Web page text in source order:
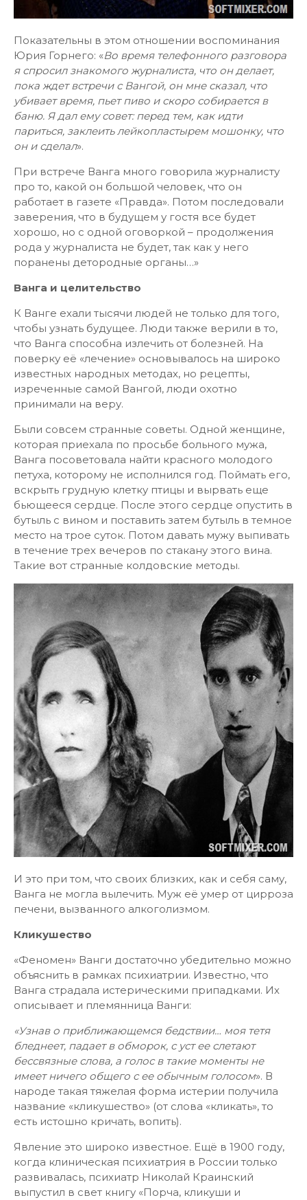
Показательны в этом отношении воспоминания
Юрия Горнего: «Во время телефонного разговора
я спросил знакомого журналиста, что он делает,
пока ждет встречи с Вангой, он мне сказал, что
убивает время, пьет пиво и скоро собирается в
баню. Я дал ему совет: перед тем, как идти
париться, заклеить лейкопластырем мошонку, что
он и сделал».
При встрече Ванга много говорила журналисту
про то, какой он большой человек, что он
работает в газете «Правда». Потом последовали
заверения, что в будущем у гостя все будет
хорошо, но с одной оговоркой – продолжения
рода у журналиста не будет, так как у него
поранены детородные органы…»
Ванга и целительство
К Ванге ехали тысячи людей не только для того,
чтобы узнать будущее. Люди также верили в то,
что Ванга способна излечить от болезней. На
поверку её «лечение» основывалось на широко
известных народных методах, но рецепты,
изреченные самой Вангой, люди охотно
принимали на веру.
Были совсем странные советы. Одной женщине,
которая приехала по просьбе больного мужа,
Ванга посоветовала найти красного молодого
петуха, которому не исполнился год. Поймать его,
вскрыть грудную клетку птицы и вырвать еще
бьющееся сердце. После этого сердце опустить в
бутыль с вином и поставить затем бутыль в темное
место на трое суток. Потом давать мужу выпивать
в течение трех вечеров по стакану этого вина.
Такие вот странные колдовские методы.
И это при том, что своих близких, как и себя саму,
Ванга не могла вылечить. Муж её умер от цирроза
печени, вызванного алкоголизмом.
Кликушество
«Феномен» Ванги достаточно убедительно можно
объяснить в рамках психиатрии. Известно, что
Ванга страдала истерическими припадками. Их
описывает и племянница Ванги:
«Узнав о приближающемся бедствии… моя тетя
бледнеет, падает в обморок, с уст ее слетают
бессвязные слова, а голос в такие моменты не
имеет ничего общего с ее обычным голосом». В
народе такая тяжелая форма истерии получила
название «кликушество» (от слова «кликать», то
есть истошно кричать, вопить).
Явление это широко известное. Ещё в 1900 году,
когда клиническая психиатрия в России только
развивалась, психиатр Николай Краинский
выпустил в свет книгу «Порча, кликуши и